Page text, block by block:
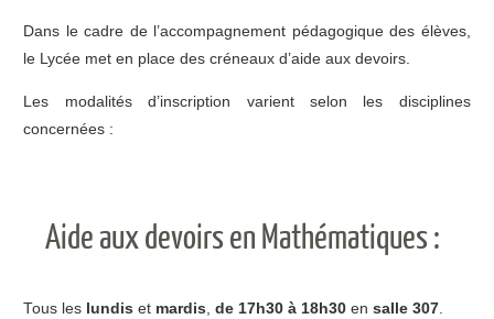
Dans le cadre de l’accompagnement pédagogique des élèves,
le Lycée met en place des créneaux d’aide aux devoirs.
Les modalités d’inscription varient selon les disciplines
concernées :
Aide aux devoirs en Mathématiques :
Tous les lundiset mardis,de 17h30 à 18h30 ensalle 307.